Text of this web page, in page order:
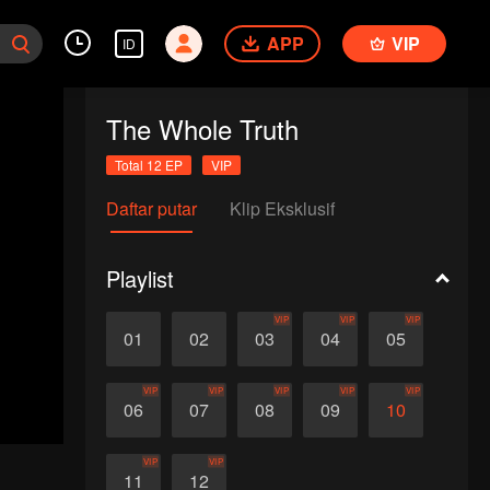
ID APP VIP
The Whole Truth
Total 12 EP VIP
Daftar putar Klip Eksklusif
Playlist
01 02 03
VIP
04
VIP
05
VIP
06
VIP
07
VIP
08
VIP
09
VIP
10
VIP
11
VIP
12
VIP